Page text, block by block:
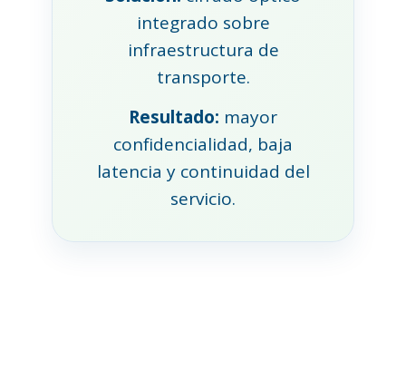
integrado sobre
infraestructura de
transporte.
Resultado: mayor
confidencialidad, baja
latencia y continuidad del
servicio.